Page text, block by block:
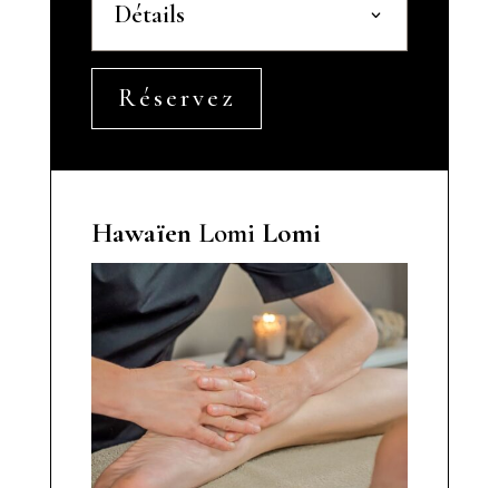
Détails
Réservez
HawaïenLomiLomi